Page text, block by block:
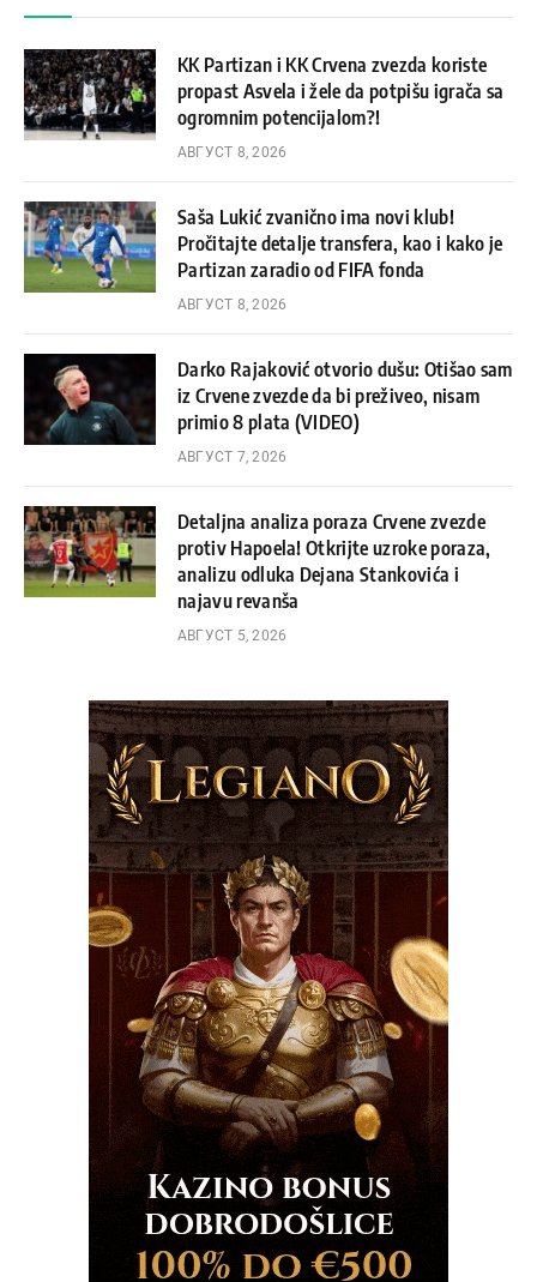
KK Partizan i KK Crvena zvezda koriste
propast Asvela i žele da potpišu igrača sa
ogromnim potencijalom?!
АВГУСТ 8, 2026
Saša Lukić zvanično ima novi klub!
Pročitajte detalje transfera, kao i kako je
Partizan zaradio od FIFA fonda
АВГУСТ 8, 2026
Darko Rajaković otvorio dušu: Otišao sam
iz Crvene zvezde da bi preživeo, nisam
primio 8 plata (VIDEO)
АВГУСТ 7, 2026
Detaljna analiza poraza Crvene zvezde
protiv Hapoela! Otkrijte uzroke poraza,
analizu odluka Dejana Stankovića i
najavu revanša
АВГУСТ 5, 2026